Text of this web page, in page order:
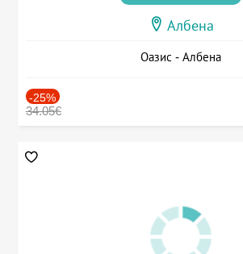
Албена
Оазис - Албена
-25%
34.05€